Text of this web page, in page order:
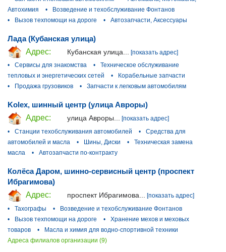
Автохимия
•
Возведение и техобслуживание Фонтанов
•
Вызов техпомощи на дороге • Автозапчасти, Аксессуары
Лада (Кубанская улица)
Адрес:
Кубанская улица...
[показать адрес]
•
Сервисы для знакомства •
Техническое обслуживание
тепловых и энергетических сетей
•
Корабельные запчасти
•
Продажа грузовиков • Запчасти к легковым автомобилям
Kolex, шинный центр (улица Авроры)
Адрес:
улица Авроры... [показать адрес]
•
Станции техобслуживания автомобилей •
Средства для
автомобилей и масла
• Шины, Диски •
Техническая замена
масла
• Автозапчасти по-контракту
Колёса Даром, шинно-сервисный центр (проспект
Ибрагимова)
Адрес:
проспект Ибрагимова... [показать адрес]
•
Тахографы •
Возведение и техобслуживание Фонтанов
•
Вызов техпомощи на дороге •
Хранение мехов и меховых
товаров
•
Масла и химия для водно-спортивной техники
Адреса филиалов организации (9)